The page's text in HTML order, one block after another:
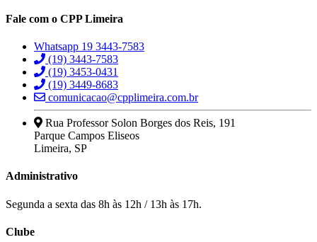
Fale com o CPP Limeira
Whatsapp 19 3443-7583
(19) 3443-7583
(19) 3453-0431
(19) 3449-8683
comunicacao@cpplimeira.com.br
Rua Professor Solon Borges dos Reis, 191
Parque Campos Eliseos
Limeira, SP
Administrativo
Segunda a sexta das 8h às 12h / 13h às 17h.
Clube